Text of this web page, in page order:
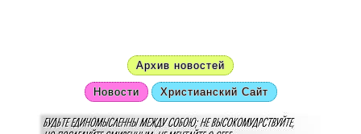
Архив новостей
Новости Христианский Сайт